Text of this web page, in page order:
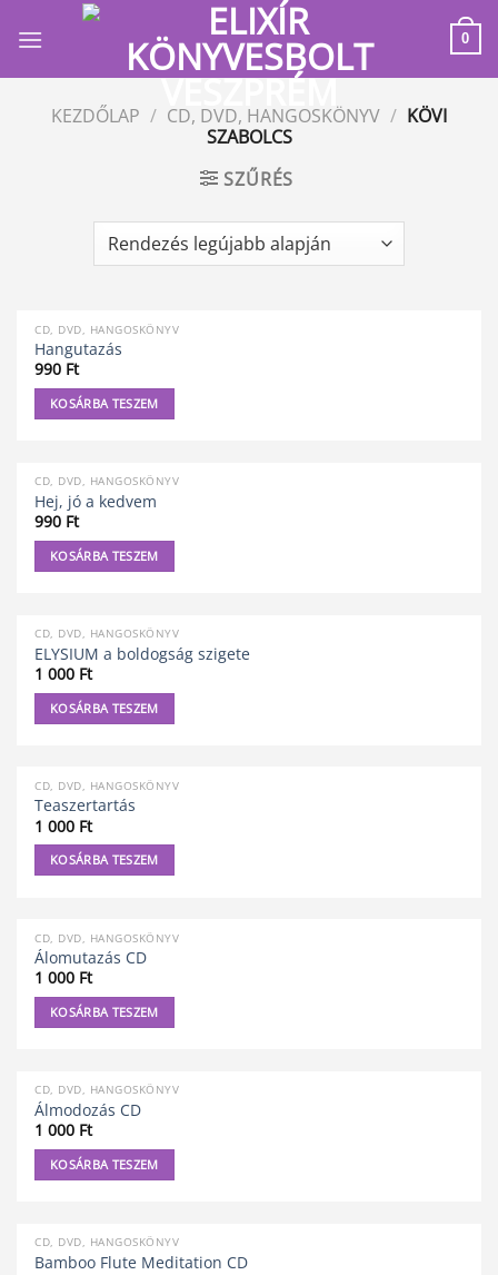
0
KEZDŐLAP / CD, DVD, HANGOSKÖNYV / KÖVI
SZABOLCS
SZŰRÉS
CD, DVD, HANGOSKÖNYV
Hangutazás
990 Ft
KOSÁRBA TESZEM
CD, DVD, HANGOSKÖNYV
Hej, jó a kedvem
990 Ft
KOSÁRBA TESZEM
CD, DVD, HANGOSKÖNYV
ELYSIUM a boldogság szigete
1 000 Ft
KOSÁRBA TESZEM
CD, DVD, HANGOSKÖNYV
Teaszertartás
1 000 Ft
KOSÁRBA TESZEM
CD, DVD, HANGOSKÖNYV
Álomutazás CD
1 000 Ft
KOSÁRBA TESZEM
CD, DVD, HANGOSKÖNYV
Álmodozás CD
1 000 Ft
KOSÁRBA TESZEM
CD, DVD, HANGOSKÖNYV
Bamboo Flute Meditation CD